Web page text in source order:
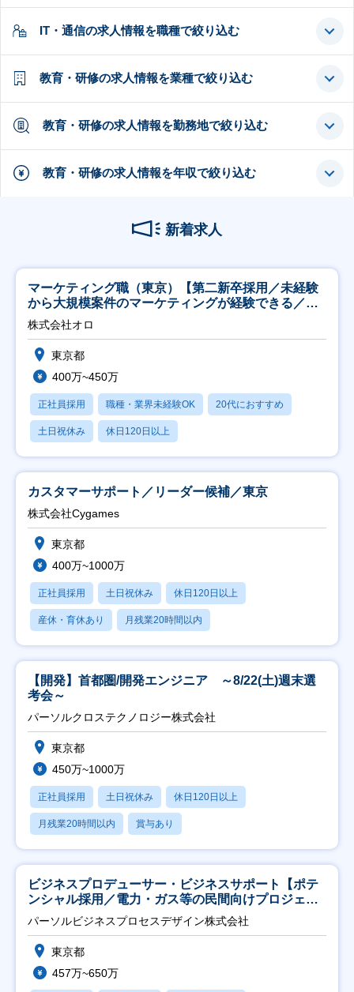
IT・通信の求人情報を職種で絞り込む
教育・研修の求人情報を業種で絞り込む
教育・研修の求人情報を勤務地で絞り込む
教育・研修の求人情報を年収で絞り込む
新着求人
マーケティング職（東京）【第二新卒採用／未経験
から大規模案件のマーケティングが経験できる／研
修充実】
株式会社オロ
東京都
400万~450万
正社員採用 職種・業界未経験OK 20代におすすめ
土日祝休み 休日120日以上
カスタマーサポート／リーダー候補／東京
株式会社Cygames
東京都
400万~1000万
正社員採用 土日祝休み 休日120日以上
産休・育休あり 月残業20時間以内
【開発】首都圏/開発エンジニア ～8/22(土)週末選
考会～
パーソルクロステクノロジー株式会社
東京都
450万~1000万
正社員採用 土日祝休み 休日120日以上
月残業20時間以内 賞与あり
ビジネスプロデューサー・ビジネスサポート【ポテ
ンシャル採用／電力・ガス等の民間向けプロジェク
ト推進】
パーソルビジネスプロセスデザイン株式会社
東京都
457万~650万